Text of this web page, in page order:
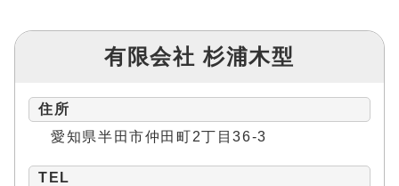
有限会社 杉浦木型
住所
愛知県半田市仲田町2丁目36-3
TEL